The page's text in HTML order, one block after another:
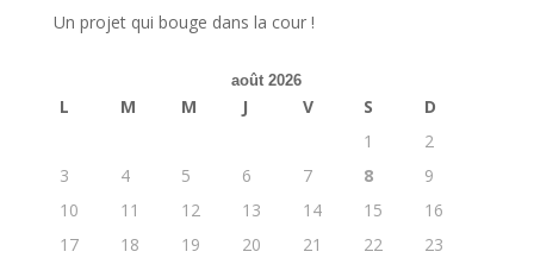
Un projet qui bouge dans la cour !
août 2026
L M M J V S
D
1
2
3
4 5 6 7 8
9
10
11 12 13 14 15
16
17
18 19 20 21 22
23